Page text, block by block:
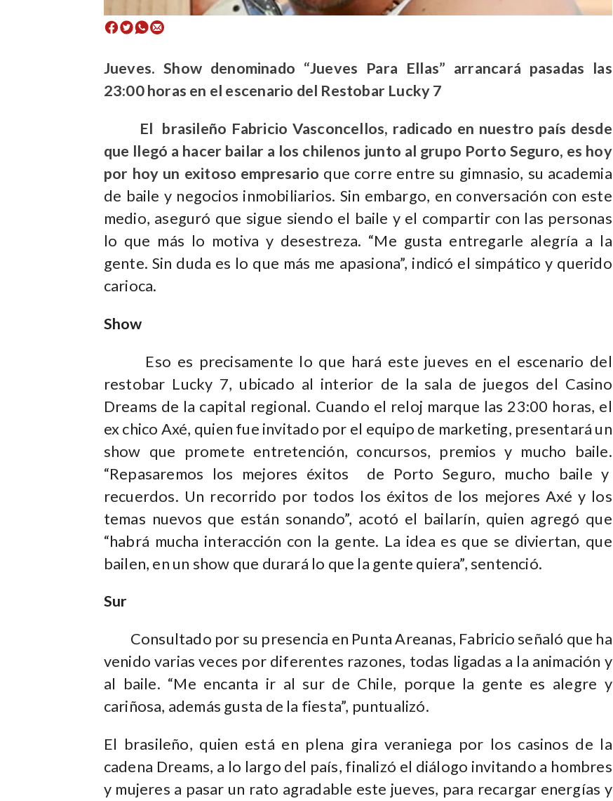
Jueves. Show denominado “Jueves Para Ellas” arrancará pasadas las
23:00 horas en el escenario del Restobar Lucky 7
El brasileño Fabricio Vasconcellos, radicado en nuestro país desde
que llegó a hacer bailar a los chilenos junto al grupo Porto Seguro, es hoy
por hoy un exitoso empresario que corre entre su gimnasio, su academia
de baile y negocios inmobiliarios. Sin embargo, en conversación con este
medio, aseguró que sigue siendo el baile y el compartir con las personas
lo que más lo motiva y desestreza. “Me gusta entregarle alegría a la
gente. Sin duda es lo que más me apasiona”, indicó el simpático y querido
carioca.
Show
Eso es precisamente lo que hará este jueves en el escenario del
restobar Lucky 7, ubicado al interior de la sala de juegos del Casino
Dreams de la capital regional. Cuando el reloj marque las 23:00 horas, el
ex chico Axé, quien fue invitado por el equipo de marketing, presentará un
show que promete entretención, concursos, premios y mucho baile.
“Repasaremos los mejores éxitos de Porto Seguro, mucho baile y
recuerdos. Un recorrido por todos los éxitos de los mejores Axé y los
temas nuevos que están sonando”, acotó el bailarín, quien agregó que
“habrá mucha interacción con la gente. La idea es que se diviertan, que
bailen, en un show que durará lo que la gente quiera”, sentenció.
Sur
Consultado por su presencia en Punta Areanas, Fabricio señaló que ha
venido varias veces por diferentes razones, todas ligadas a la animación y
al baile. “Me encanta ir al sur de Chile, porque la gente es alegre y
cariñosa, además gusta de la fiesta”, puntualizó.
El brasileño, quien está en plena gira veraniega por los casinos de la
cadena Dreams, a lo largo del país, finalizó el diálogo invitando a hombres
y mujeres a pasar un rato agradable este jueves, para recargar energías y